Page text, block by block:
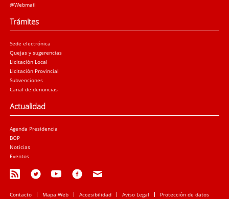
@Webmail
Trámites
Sede electrónica
Quejas y sugerencias
Licitación Local
Licitación Provincial
Subvenciones
Canal de denuncias
Actualidad
Agenda Presidencia
BOP
Noticias
Eventos
Contacto Mapa Web Accesibilidad Aviso Legal Protección de datos